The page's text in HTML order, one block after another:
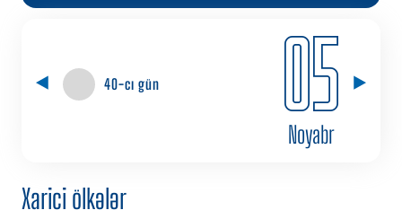
40-cı gün 05
Noyabr
Xarici ölkələr